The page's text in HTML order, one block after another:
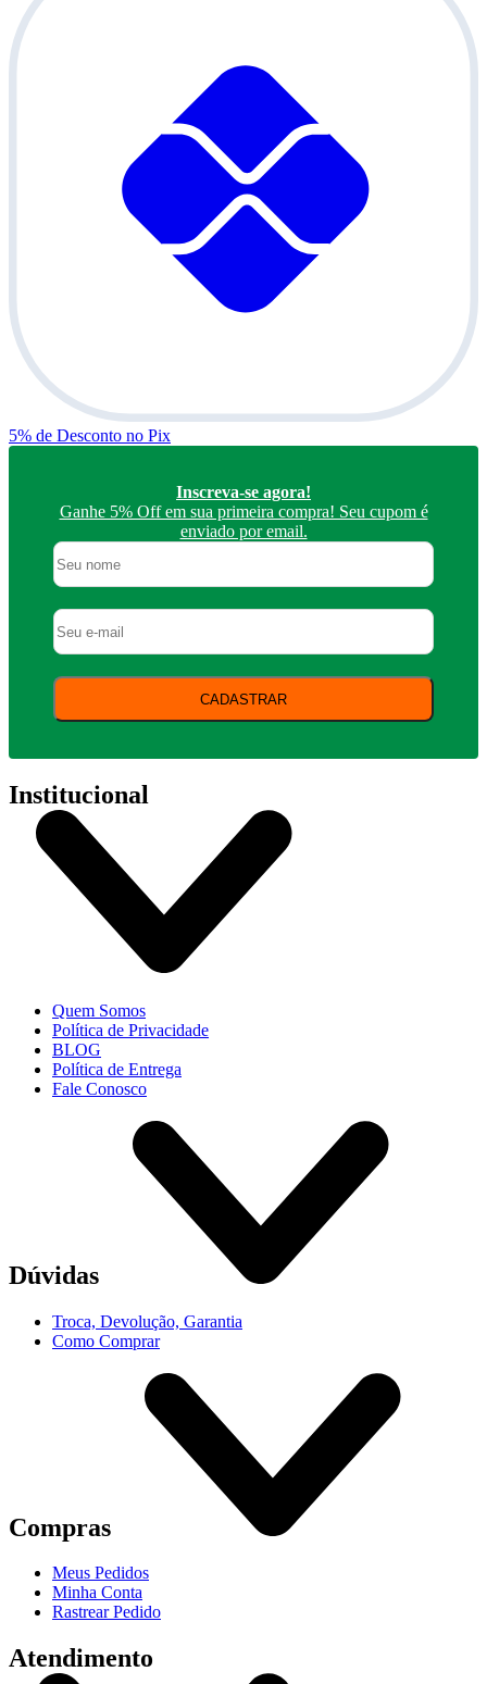
5% de Desconto no Pix
Inscreva-se agora!
Ganhe 5% Off em sua primeira compra! Seu cupom é
enviado por email.
CADASTRAR
Institucional
Quem Somos
Política de Privacidade
BLOG
Política de Entrega
Fale Conosco
Dúvidas
Troca, Devolução, Garantia
Como Comprar
Compras
Meus Pedidos
Minha Conta
Rastrear Pedido
Atendimento